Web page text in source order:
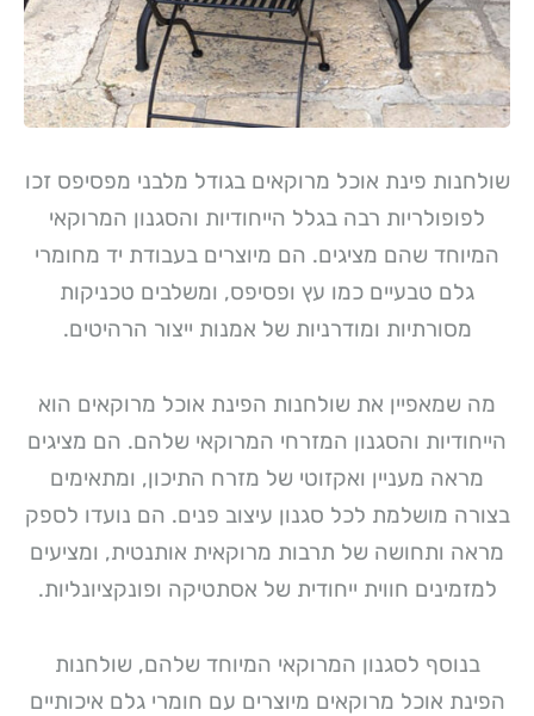
שולחנות פינת אוכל מרוקאים בגודל מלבני מפסיפס זכו
לפופולריות רבה בגלל הייחודיות והסגנון המרוקאי
המיוחד שהם מציגים. הם מיוצרים בעבודת יד מחומרי
גלם טבעיים כמו עץ ופסיפס, ומשלבים טכניקות
מסורתיות ומודרניות של אמנות ייצור הרהיטים.
מה שמאפיין את שולחנות הפינת אוכל מרוקאים הוא
הייחודיות והסגנון המזרחי המרוקאי שלהם. הם מציגים
מראה מעניין ואקזוטי של מזרח התיכון, ומתאימים
בצורה מושלמת לכל סגנון עיצוב פנים. הם נועדו לספק
מראה ותחושה של תרבות מרוקאית אותנטית, ומציעים
למזמינים חווית ייחודית של אסתטיקה ופונקציונליות.
בנוסף לסגנון המרוקאי המיוחד שלהם, שולחנות
הפינת אוכל מרוקאים מיוצרים עם חומרי גלם איכותיים